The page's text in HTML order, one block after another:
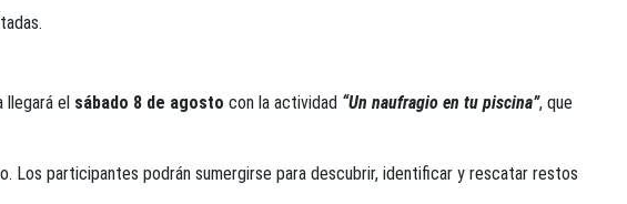
el sábado 8 de agosto con la actividad “Un naufragio en tu piscina”, que
Los participantes podrán sumergirse para descubrir, identificar y rescatar restos